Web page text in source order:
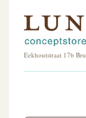
Eekhoutstraat 17b